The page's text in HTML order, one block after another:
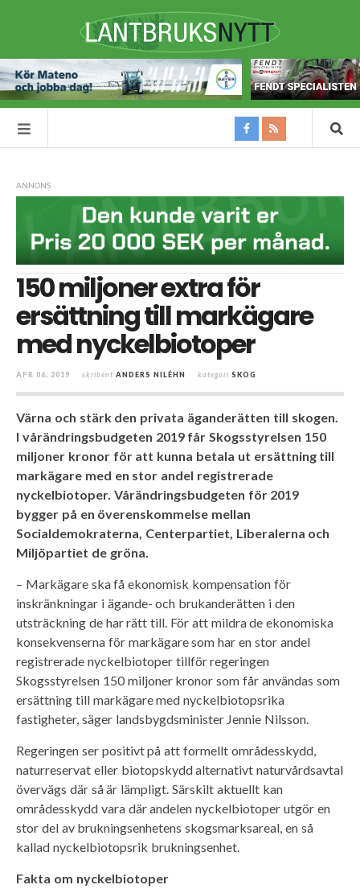
ANNONS
150 miljoner extra för
ersättning till markägare
med nyckelbiotoper
APR 06, 2019 skribent ANDERS NILÉHN kategori SKOG
Värna och stärk den privata äganderätten till skogen.
I vårändringsbudgeten 2019 får Skogsstyrelsen 150
miljoner kronor för att kunna betala ut ersättning till
markägare med en stor andel registrerade
nyckelbiotoper. Vårändringsbudgeten för 2019
bygger på en överenskommelse mellan
Socialdemokraterna, Centerpartiet, Liberalerna och
Miljöpartiet de gröna.
– Markägare ska få ekonomisk kompensation för
inskränkningar i ägande- och brukanderätten i den
utsträckning de har rätt till. För att mildra de ekonomiska
konsekvenserna för markägare som har en stor andel
registrerade nyckelbiotoper tillför regeringen
Skogsstyrelsen 150 miljoner kronor som får användas som
ersättning till markägare med nyckelbiotopsrika
fastigheter, säger landsbygdsminister Jennie Nilsson.
Regeringen ser positivt på att formellt områdesskydd,
naturreservat eller biotopskydd alternativt naturvårdsavtal
övervägs där så är lämpligt. Särskilt aktuellt kan
områdesskydd vara där andelen nyckelbiotoper utgör en
stor del av brukningsenhetens skogsmarksareal, en så
kallad nyckelbiotopsrik brukningsenhet.
Fakta om nyckelbiotoper